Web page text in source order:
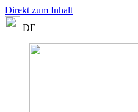
Direkt zum Inhalt
DE